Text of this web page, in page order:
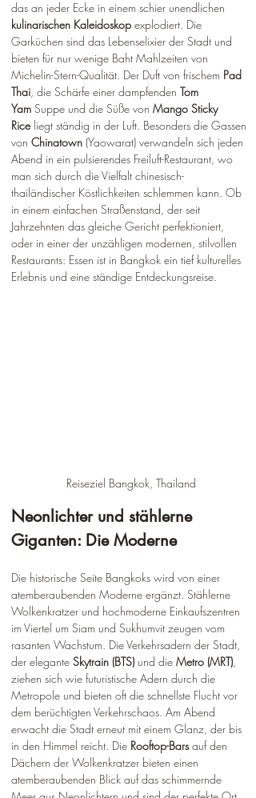
¡
das an jeder Ecke in einem schier unendlichen
kulinarischen Kaleidoskop explodiert. Die
Garküchen sind das Lebenselixier der Stadt und
bieten für nur wenige Baht Mahlzeiten von
Michelin-Stern-Qualität. Der Duft von frischem Pad
Thai, die Schärfe einer dampfenden Tom
Yam Suppe und die Süße von Mango Sticky
Rice liegt ständig in der Luft. Besonders die Gassen
von Chinatown (Yaowarat) verwandeln sich jeden
Abend in ein pulsierendes Freiluft-Restaurant, wo
man sich durch die Vielfalt chinesisch-
thailändischer Köstlichkeiten schlemmen kann. Ob
in einem einfachen Straßenstand, der seit
Jahrzehnten das gleiche Gericht perfektioniert,
oder in einer der unzähligen modernen, stilvollen
Restaurants: Essen ist in Bangkok ein tief kulturelles
Erlebnis und eine ständige Entdeckungsreise.
Reiseziel Bangkok, Thailand
Neonlichter und stählerne
Giganten: Die Moderne
Die historische Seite Bangkoks wird von einer
atemberaubenden Moderne ergänzt. Stählerne
Wolkenkratzer und hochmoderne Einkaufszentren
im Viertel um Siam und Sukhumvit zeugen vom
rasanten Wachstum. Die Verkehrsadern der Stadt,
der elegante Skytrain (BTS) und die Metro (MRT)
ziehen sich wie futuristische Adern durch die
Metropole und bieten oft die schnellste Flucht vor
dem berüchtigten Verkehrschaos. Am Abend
erwacht die Stadt erneut mit einem Glanz, der bis
in den Himmel reicht. Die Rooftop-Bars auf den
Dächern der Wolkenkratzer bieten einen
atemberaubenden Blick auf das schimmernde